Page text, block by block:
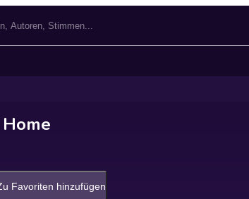
Favoriten hinzufügen